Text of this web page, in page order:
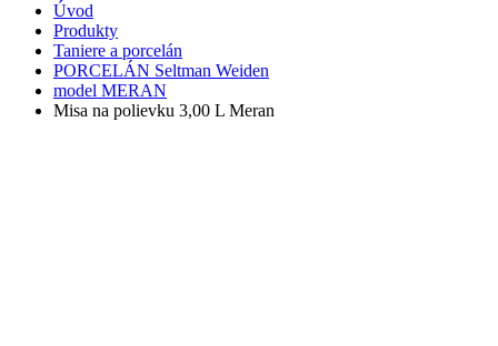
Úvod
Produkty
Taniere a porcelán
PORCELÁN Seltman Weiden
model MERAN
Misa na polievku 3,00 L Meran